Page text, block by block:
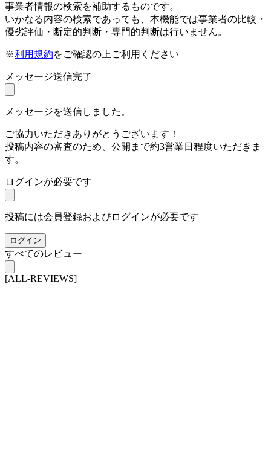
事業者情報の検索を補助するものです。
いかなる内容の検索であっても、本機能では事業者の比較・
優劣評価・断定的判断・専門的判断は行いません。
※利用規約をご確認の上ご利用ください
メッセージ送信完了
メッセージを送信しました。
ご協力いただきありがとうございます！
投稿内容の審査のため、公開まで約3営業日程度いただきま
す。
ログインが必要です
投稿には会員登録およびログインが必要です
ログイン
すべてのレビュー
[ALL-REVIEWS]